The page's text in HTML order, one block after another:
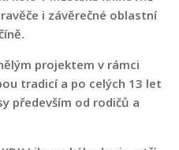
i závěrečné oblastní
projektem v rámci
tradicí a po celých 13 let
především od rodičů a